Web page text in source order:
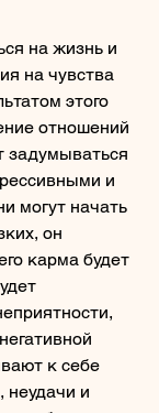
на чувства
этого
отношений
задумываться
и
могут начать
он
карма будет
к себе
неудачи и